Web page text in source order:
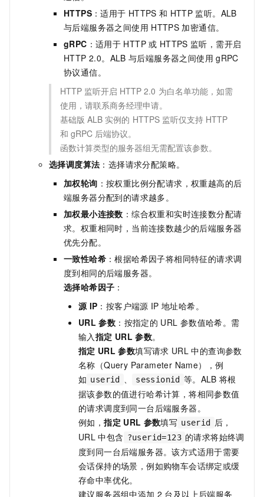
HTTPS ：适用于 HTTPS 和 HTTP 监听。ALB
与后端服务器之间使用 HTTPS 加密通信。
gRPC ：适用于 HTTP 或 HTTPS 监听，需开启
HTTP 2.0。ALB 与后端服务器之间使用 gRPC
协议通信。
HTTP 监听开启 HTTP 2.0 为白名单功能，如需
使用，请联系商务经理申请。
基础版 ALB 实例的 HTTPS 监听仅支持 HTTP
和 gRPC 后端协议。
函数计算类型的服务器组无需配置该参数。
选择调度算法 ：选择请求分配策略。
加权轮询 ：按权重比例分配请求，权重越高的后
端服务器分配到的请求越多。
加权最小连接数 ：综合权重和实时连接数分配请
求。权重相同时，当前连接数越少的后端服务器
优先分配。
一致性哈希 ：根据哈希因子将相同特征的请求调
度到相同的后端服务器。
选择哈希因子 ：
源 IP ：按客户端源 IP 地址哈希。
URL 参数 ：按指定的 URL 参数值哈希。需
输入 指定 URL 参数。
指定 URL 参数填写请求 URL 中的查询参数
名称（Query Parameter Name），例
如 userid sessionid 等。ALB 将根
据该参数的值进行哈希计算，将相同参数值
的请求调度到同一台后端服务器。
例如，指定 URL 参数填写 userid
后，
URL 中包含 ?userid=123 的请求将始终调
度到同一台后端服务器。该方式适用于需要
会话保持的场景，例如购物车会话绑定或缓
存命中率优化。
建议服务器组中添加 2 台及以上后端服务